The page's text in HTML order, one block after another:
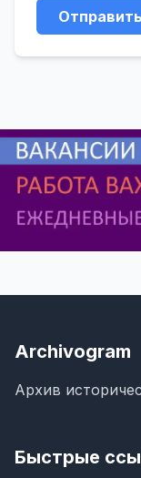
Отправить
Archivogram
Архив
Быстрые